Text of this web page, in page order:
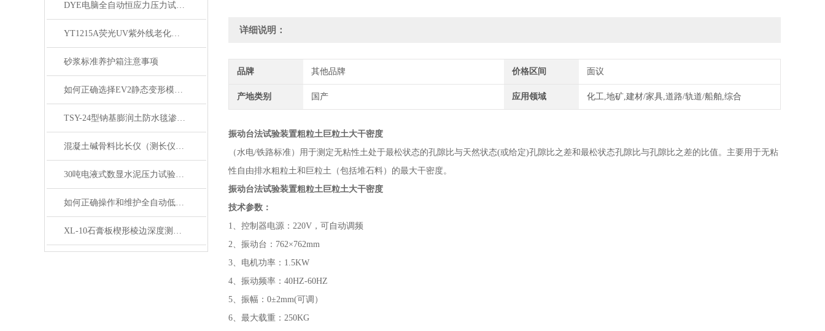
DYE电脑全自动恒应力压力试验机 产品展示
YT1215A荧光UV紫外线老化箱产品简介
砂浆标准养护箱注意事项
如何正确选择EV2静态变形模量测试仪设备？
TSY-24型钠基膨润土防水毯渗透系数测定仪产品简介
混凝土碱骨料比长仪（测长仪）产品展示
30吨电液式数显水泥压力试验机产品展示
如何正确操作和维护全自动低温冻融试验箱？
XL-10石膏板楔形棱边深度测定仪产品展示
详细说明：
品牌 其他品牌 价格区间 面议
产地类别 国产 应用领域 化工,地矿,建材/家具,道路/轨道/船舶,综合
振动台法试验装置粗粒土巨粒土大干密度
（水电/铁路标准）用于测定无粘性土处于最松状态的孔隙比与天然状态(或给定)孔隙比之差和最松状态孔隙比与孔隙比之差的比值。主要用于无粘
性自由排水粗粒土和巨粒土（包括堆石料）的最大干密度。
振动台法试验装置粗粒土巨粒土大干密度
技术参数：
1、控制器电源：220V，可自动调频
2、振动台：762×762mm
3、电机功率：1.5KW
4、振动频率：40HZ-60HZ
5、振幅：0±2mm(可调）
6、最大载重：250KG